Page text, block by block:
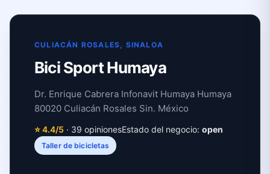
CULIACÁN ROSALES, SINALOA
Bici Sport Humaya
Dr. Enrique Cabrera Infonavit Humaya Humaya
80020 Culiacán Rosales Sin. México
⭐ 4.4/5 · 39 opinionesEstado del negocio: open
Taller de bicicletas